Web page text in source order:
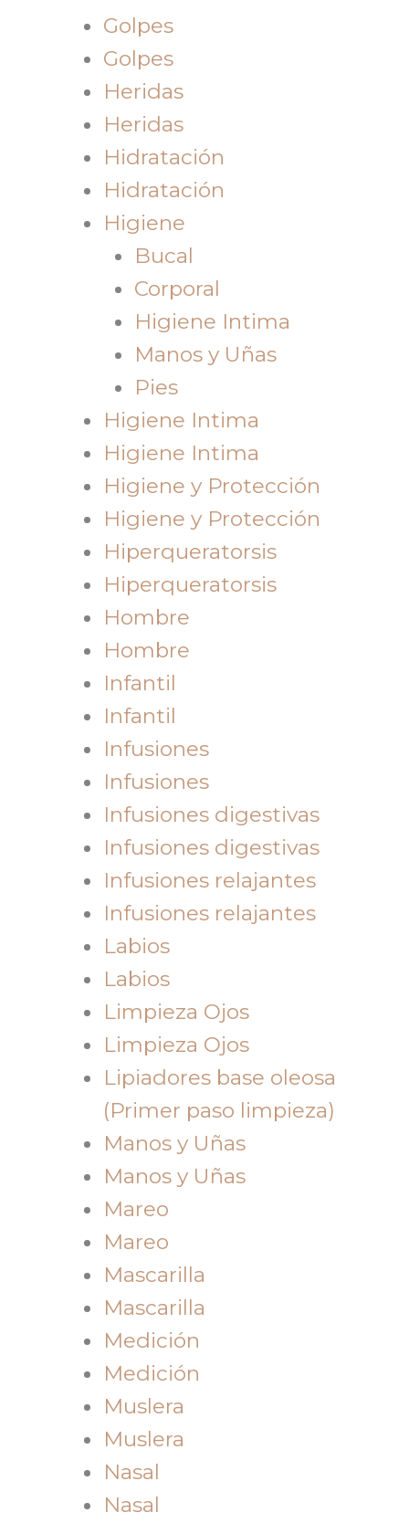
Golpes
Golpes
Heridas
Heridas
Hidratación
Hidratación
Higiene
Bucal
Corporal
Higiene Intima
Manos y Uñas
Pies
Higiene Intima
Higiene Intima
Higiene y Protección
Higiene y Protección
Hiperqueratorsis
Hiperqueratorsis
Hombre
Hombre
Infantil
Infantil
Infusiones
Infusiones
Infusiones digestivas
Infusiones digestivas
Infusiones relajantes
Infusiones relajantes
Labios
Labios
Limpieza Ojos
Limpieza Ojos
Lipiadores base oleosa
(Primer paso limpieza)
Manos y Uñas
Manos y Uñas
Mareo
Mareo
Mascarilla
Mascarilla
Medición
Medición
Muslera
Muslera
Nasal
Nasal